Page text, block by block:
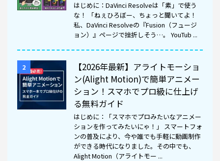
はじめに：DaVinci Resolveは「素」で使う
な！ 「ねぇひろぼー、ちょっと聞いてよ！
私、DaVinci Resolveの『Fusion（フュージ
ョン）』ページで挫折しそう…。 YouTub ...
2
【2026年最新】アライトモーショ
ン(Alight Motion)で簡単アニメー
ション！スマホでプロ級に仕上げ
る無料ガイド
はじめに：「スマホでプロみたいなアニメー
ションを作ってみたいにゃ！」 スマートフォ
ンの普及により、今や誰でも手軽に動画制作
ができる時代になりました。その中でも、
Alight Motion（アライトモー ...